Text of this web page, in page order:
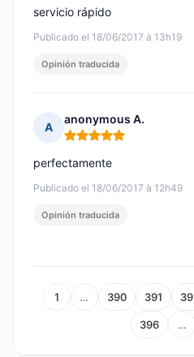
Publicado el 18/06/2017 à 13h19
servicio rápido
Opinión traducida
A
anonymous A.
Nota: 5 de 5
Publicado el 18/06/2017 à 12h49
perfectamente
Opinión traducida
1 … 390 391
396 …